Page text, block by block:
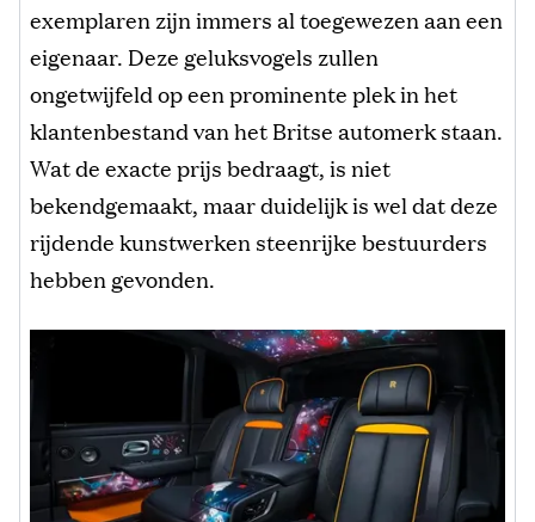
exemplaren zijn immers al toegewezen aan een
eigenaar. Deze geluksvogels zullen
ongetwijfeld op een prominente plek in het
klantenbestand van het Britse automerk staan.
Wat de exacte prijs bedraagt, is niet
bekendgemaakt, maar duidelijk is wel dat deze
rijdende kunstwerken steenrijke bestuurders
hebben gevonden.